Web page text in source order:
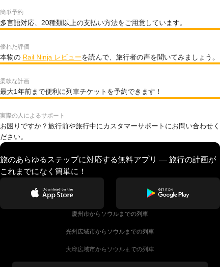
簡単予約
多言語対応、20種類以上の支払い方法をご用意しています。
優れた評価
本物の Rail Ninja レビューを読んで、旅行者の声を聞いてみましょう。
柔軟な計画
最大1年前まで便利に列車チケットを予約できます！
実際の人によるサポート
お困りですか？旅行前や旅行中にカスタマーサポートにお問い合わせく
ださい。
旅のあらゆるステップに対応する無料アプリ — 旅行の計画が
これまでになく簡単に！
慶州市からソウルまでの列車
光州広域市からソウルまでの列車
大邱広域市からソウルまでの列車